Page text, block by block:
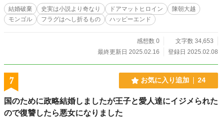
ム王国に、世界征服を企むアンゴルモア帝国の魔の手が迫る！ ベルトラムの
運命は、そしてパトリシアの恋の行方はいかに。 ※本作はベトナム史上唯一の
女帝・李昭皇こと李仏金（リ・パット・キム）の生涯を異世界恋愛物として脚色
として見たときに統一感が無さ過ぎる」といった苦情は受け付けません（笑）。
また、史実に寄せているため、作中で一気に時間が流れる描写があります。ご
愛がメインでざまぁはおまけです。あしからず。 ※「小説家になろう」、「カ
クヨム」にも掲載しています。
結婚破棄 史実は小説より奇なり ドアマットヒロイン
陳朝大越
モンゴル
フラグはへし折るもの ハッピーエンド
感想数 0
文字数 34,653
最終更新日 2025.02.16
登録日 2025.02.08
7 お気に入り追加 24
国のために政略結婚しましたが王子と愛人達にイジメられた
ので復讐したら悪女になりました